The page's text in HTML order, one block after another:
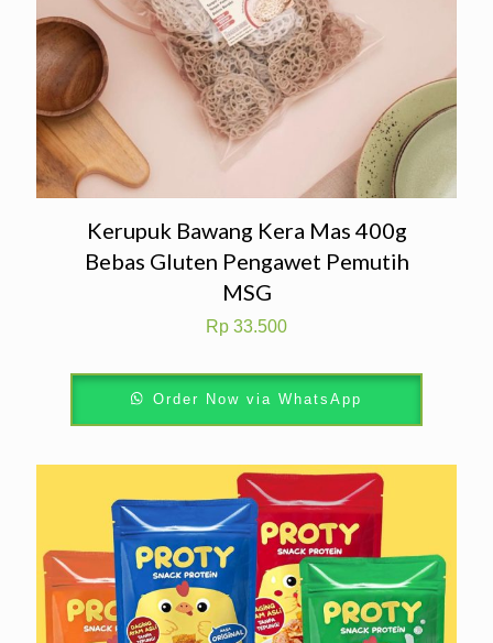
Kerupuk Bawang Kera Mas 400g
Bebas Gluten Pengawet Pemutih
MSG
Rp 33.500
Order Now via WhatsApp